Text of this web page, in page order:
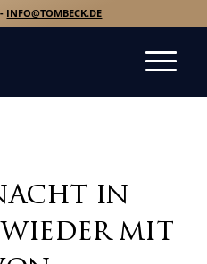
INFO@TOMBECK.DE
in
mit